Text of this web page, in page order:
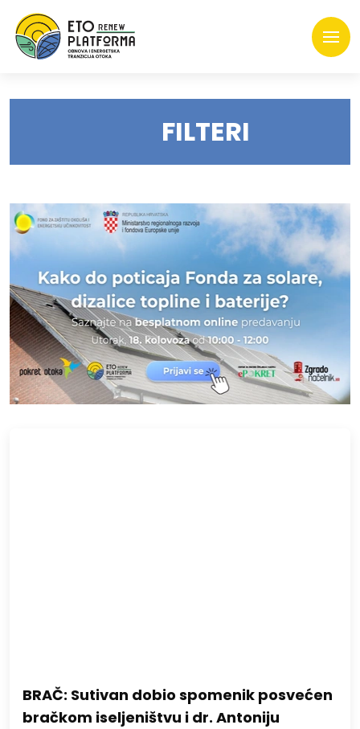
FILTERI
BRAČ: Sutivan dobio spomenik posvećen
bračkom iseljeništvu i dr. Antoniju